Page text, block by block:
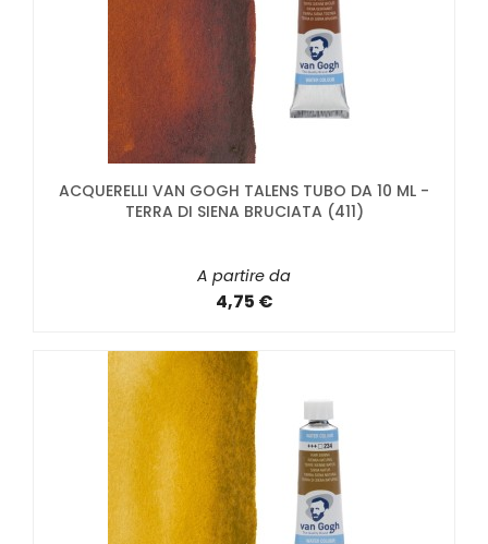
ACQUERELLI VAN GOGH TALENS TUBO DA 10 ML -
TERRA DI SIENA BRUCIATA (411)
A partire da
4,75 €